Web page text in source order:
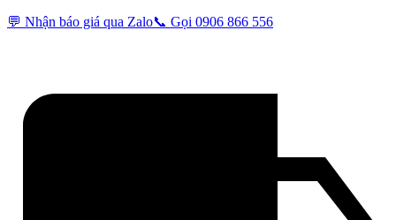
💬 Nhận báo giá qua Zalo📞 Gọi 0906 866 556